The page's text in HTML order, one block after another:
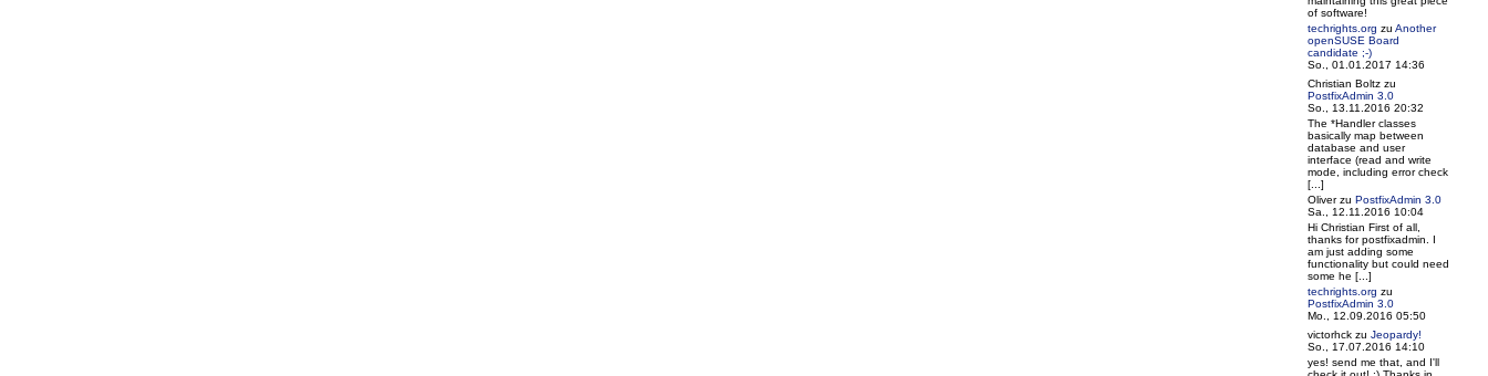
of software!
techrights.org zu Another
openSUSE Board
candidate ;-)
So., 01.01.2017 14:36
Christian Boltz zu
PostfixAdmin 3.0
So., 13.11.2016 20:32
The *Handler classes
basically map between
database and user
interface (read and write
mode, including error check
[...]
Oliverzu PostfixAdmin 3.0
Sa., 12.11.2016 10:04
Hi Christian First of all,
thanks for postfixadmin. I
am just adding some
functionality but could need
some he [...]
techrights.org zu
PostfixAdmin 3.0
Mo., 12.09.2016 05:50
victorhck zu Jeopardy!
So., 17.07.2016 14:10
yes! send me that, and I'll